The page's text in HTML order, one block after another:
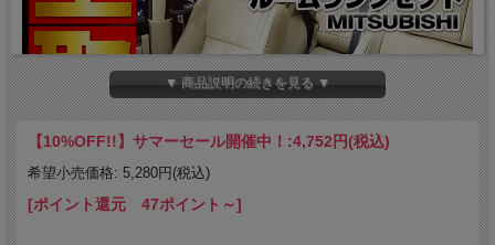
▼ 商品説明の続きを見る ▼
【10%OFF!!】サマーセール開催中！:4,752円(税込)
希望小売価格: 5,280円(税込)
[ポイント還元 47ポイント～]